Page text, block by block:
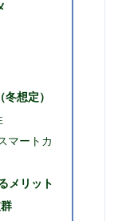
想定）
マートカ
メリット